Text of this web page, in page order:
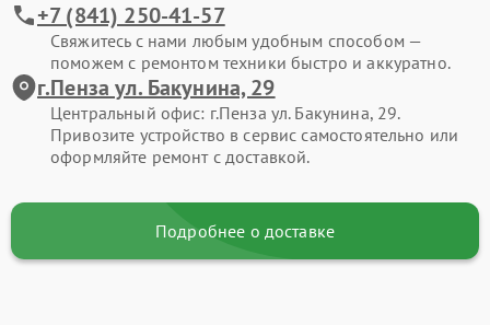
+7 (841) 250-41-57
Свяжитесь с нами любым удобным способом —
поможем с ремонтом техники быстро и аккуратно.
г.Пенза ул. Бакунина, 29
Центральный офис: г.Пенза ул. Бакунина, 29.
Привозите устройство в сервис самостоятельно или
оформляйте ремонт с доставкой.
Подробнее о доставке